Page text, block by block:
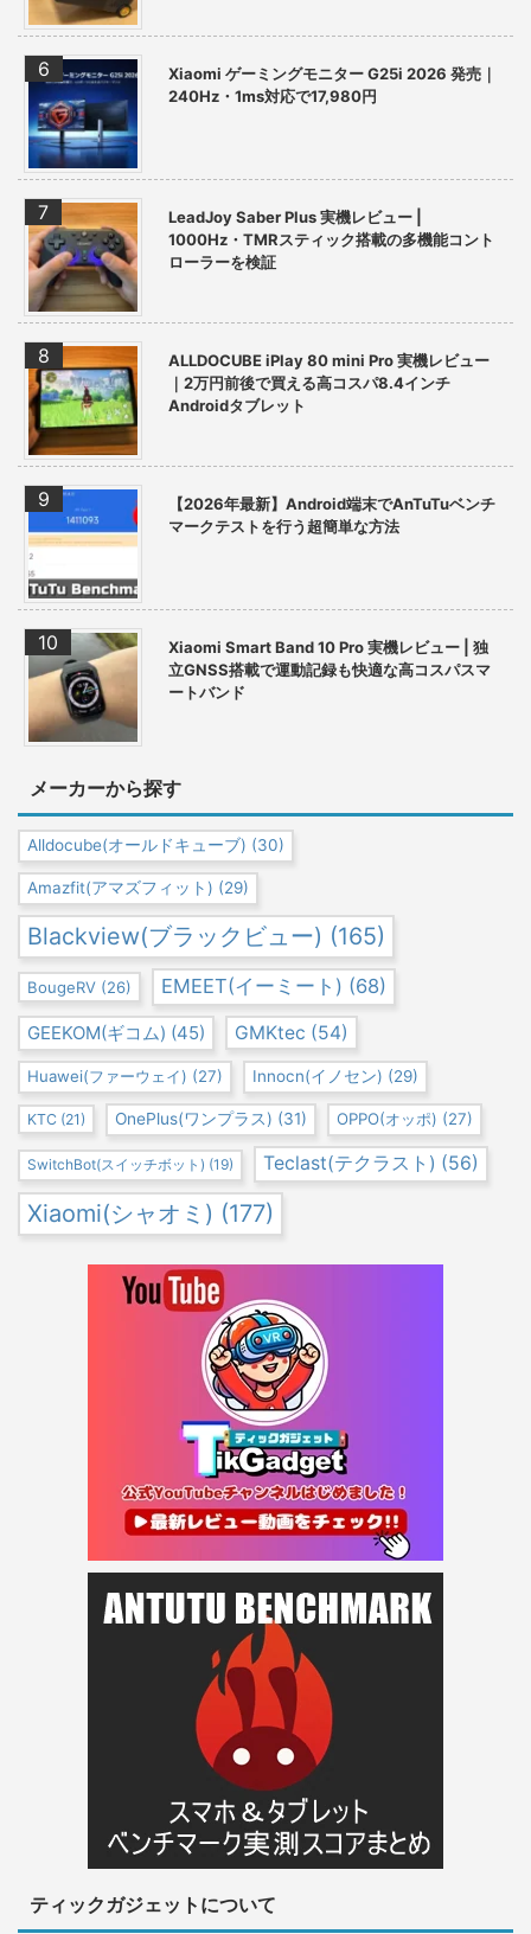
Xiaomi ゲーミングモニター G25i 2026 発売｜
240Hz・1ms対応で17,980円
LeadJoy Saber Plus 実機レビュー |
1000Hz・TMRスティック搭載の多機能コント
ローラーを検証
ALLDOCUBE iPlay 80 mini Pro 実機レビュー
｜2万円前後で買える高コスパ8.4インチ
Androidタブレット
【2026年最新】Android端末でAnTuTuベンチ
マークテストを行う超簡単な方法
Xiaomi Smart Band 10 Pro 実機レビュー | 独
立GNSS搭載で運動記録も快適な高コスパスマ
ートバンド
メーカーから探す
Alldocube(オールドキューブ) (30)
Amazfit(アマズフィット) (29)
Blackview(ブラックビュー) (165)
BougeRV (26) EMEET(イーミート) (68)
GEEKOM(ギコム) (45) GMKtec (54)
Huawei(ファーウェイ) (27) Innocn(イノセン) (29)
KTC (21) OnePlus(ワンプラス) (31) OPPO(オッポ) (27)
SwitchBot(スイッチボット) (19) Teclast(テクラスト) (56)
Xiaomi(シャオミ) (177)
ティックガジェットについて